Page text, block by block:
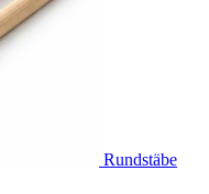
Rundstäbe